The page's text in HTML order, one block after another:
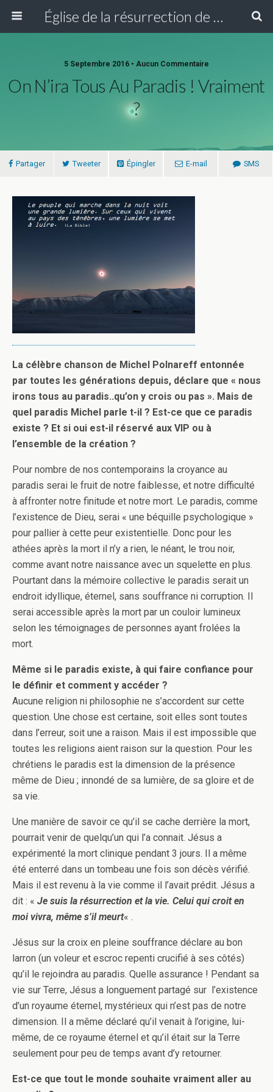
Église de la résurrection de Paris
5 Septembre 2016 • Aucun Commentaire
On N’ira Tous Au Paradis ! Vraiment
?
Partager Tweeter Épingler E-mail SMS
La célèbre chanson de Michel Polnareff entonnée
par toutes les générations depuis, déclare que « nous
irons tous au paradis..qu’on y crois ou pas ». Mais de
quel paradis Michel parle t-il ? Est-ce que ce paradis
existe ? Et si oui est-il réservé aux VIP ou à
l’ensemble de la création ?
Pour nombre de nos contemporains la croyance au
paradis serai le fruit de notre faiblesse, et notre difficulté
à affronter notre finitude et notre mort. Le paradis, comme
l’existence de Dieu, serai « une béquille psychologique »
pour pallier à cette peur existentielle. Donc pour les
athées après la mort il n’y a rien, le néant, le trou noir,
comme avant notre naissance avec un squelette en plus.
Pourtant dans la mémoire collective le paradis serait un
endroit idyllique, éternel, sans souffrance ni corruption. Il
serai accessible après la mort par un couloir lumineux
selon les témoignages de personnes ayant frolées la
mort.
Même si le paradis existe, à qui faire confiance pour
le définir et comment y accéder ?
Aucune religion ni philosophie ne s’accordent sur cette
question. Une chose est certaine, soit elles sont toutes
dans l’erreur, soit une a raison. Mais il est impossible que
toutes les religions aient raison sur la question. Pour les
chrétiens le paradis est la dimension de la présence
même de Dieu ; innondé de sa lumière, de sa gloire et de
sa vie.
Une manière de savoir ce qu’il se cache derrière la mort,
pourrait venir de quelqu’un qui l’a connait. Jésus a
expérimenté la mort clinique pendant 3 jours. Il a même
été enterré dans un tombeau une fois son décès vérifié.
Mais il est revenu à la vie comme il l’avait prédit. Jésus a
dit : « Je suis la résurrection et la vie. Celui qui croit en
moi vivra, même s’il meurt« .
Jésus sur la croix en pleine souffrance déclare au bon
larron (un voleur et escroc repenti crucifié à ses côtés)
qu’il le rejoindra au paradis. Quelle assurance ! Pendant sa
vie sur Terre, Jésus a longuement partagé sur l’existence
d’un royaume éternel, mystérieux qui n’est pas de notre
dimension. Il a même déclaré qu’il venait à l’origine, lui-
même, de ce royaume éternel et qu’il était sur la Terre
seulement pour peu de temps avant d’y retourner.
Est-ce que tout le monde souhaite vraiment aller au